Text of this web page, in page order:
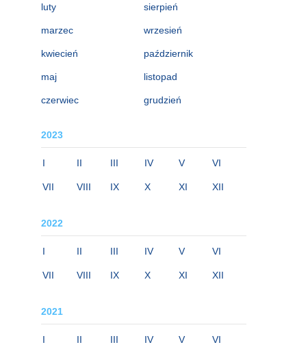
luty
marzec
kwiecień
maj
czerwiec
sierpień
wrzesień
październik
listopad
grudzień
2023
I II III IV V VI
VII VIII IX X XI XII
2022
I II III IV V VI
VII VIII IX X XI XII
2021
I II III IV V VI